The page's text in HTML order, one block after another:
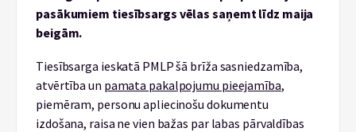
pasākumiem tiesībsargs vēlas saņemt līdz maija
beigām.
Tiesībsarga ieskatā PMLP šā brīža sasniedzamība,
atvērtība un pamata pakalpojumu pieejamība,
piemēram, personu apliecinošu dokumentu
izdošana, raisa ne vien bažas par labas pārvaldības